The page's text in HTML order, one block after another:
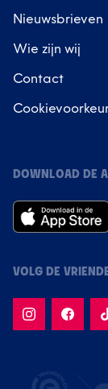
Nieuwsbrieven
Wie zijn wij
Contact
DOWNLOAD DE
VOLG DE